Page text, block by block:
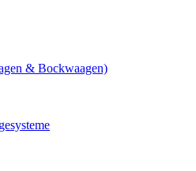
& Bockwaagen)